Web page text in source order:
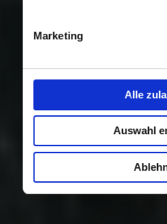
Marketing
Alle
Auswahl